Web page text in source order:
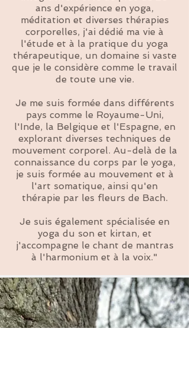
ans d'expérience en yoga,
méditation et diverses thérapies
corporelles, j'ai dédié ma vie à
l'étude et à la pratique du yoga
thérapeutique, un domaine si vaste
que je le considère comme le travail
de toute une vie.
Je me suis formée dans différents
pays comme le Royaume-Uni,
l'Inde, la Belgique et l'Espagne, en
explorant diverses techniques de
mouvement corporel. Au-delà de la
connaissance du corps par le yoga,
je suis formée au mouvement et à
l'art somatique, ainsi qu'en
thérapie par les fleurs de Bach.
Je suis également spécialisée en
yoga du son et kirtan, et
j'accompagne le chant de mantras
à l'harmonium et à la voix."